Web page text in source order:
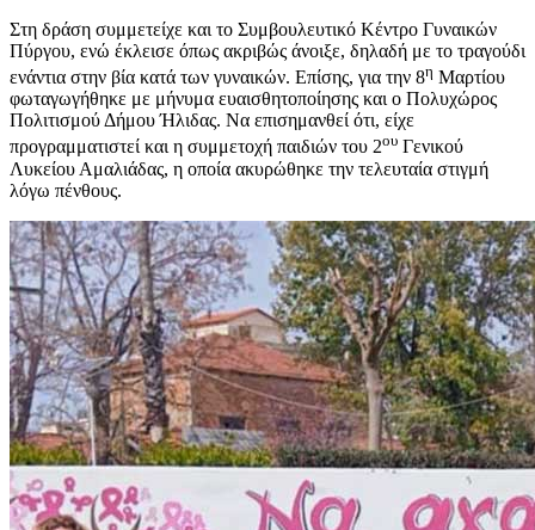
Στη δράση συμμετείχε και το Συμβουλευτικό Κέντρο Γυναικών
Πύργου, ενώ έκλεισε όπως ακριβώς άνοιξε, δηλαδή με το τραγούδι
ενάντια στην βία κατά των γυναικών. Επίσης, για την 8η Μαρτίου
φωταγωγήθηκε με μήνυμα ευαισθητοποίησης και ο Πολυχώρος
Πολιτισμού Δήμου Ήλιδας. Να επισημανθεί ότι, είχε
προγραμματιστεί και η συμμετοχή παιδιών του 2ου Γενικού
Λυκείου Αμαλιάδας, η οποία ακυρώθηκε την τελευταία στιγμή
λόγω πένθους.